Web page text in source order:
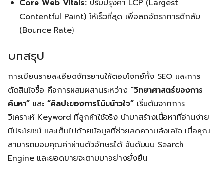
Core Web Vitals: ปรับปรุงค่า LCP (Largest
Contentful Paint) ให้เร็วที่สุด เพื่อลดอัตราการตีกลับ
(Bounce Rate)
บทสรุป
การเขียนรายละเอียดจักรยานให้ตอบโจทย์ทั้ง SEO และการ
ตัดสินใจซื้อ คือการผสมผสานระหว่าง “วิทยาศาสตร์ของการ
ค้นหา” และ “ศิลปะของการโน้มน้าวใจ” เริ่มต้นจากการ
วิเคราะห์ Keyword ที่ลูกค้าใช้จริง นำมาสร้างเนื้อหาที่อ่านง่าย
มีประโยชน์ และเต็มไปด้วยข้อมูลที่ช่วยลดความลังเลใจ เมื่อคุณ
สามารถมอบคุณค่าผ่านตัวอักษรได้ อันดับบน Search
Engine และยอดขายจะตามมาอย่างยั่งยืน